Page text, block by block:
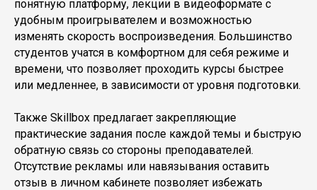
понятную платформу, лекции в видеоформате с
удобным проигрывателем и возможностью
изменять скорость воспроизведения. Большинство
студентов учатся в комфортном для себя режиме и
времени, что позволяет проходить курсы быстрее
или медленнее, в зависимости от уровня подготовки.
Также Skillbox предлагает закрепляющие
практические задания после каждой темы и быструю
обратную связь со стороны преподавателей.
Отсутствие рекламы или навязывания оставить
отзыв в личном кабинете позволяет избежать